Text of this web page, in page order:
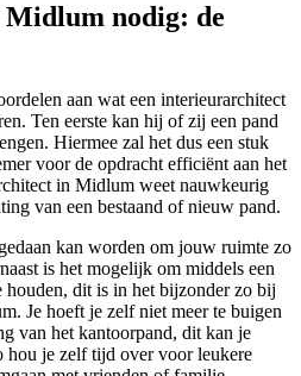
nodig: de
aan wat een interieurarchitect
Ten eerste kan hij of zij een pand
Hiermee zal het dus een stuk
voor de opdracht efficiënt aan het
in Midlum weet nauwkeurig
van een bestaand of nieuw pand.
kan worden om jouw ruimte zo
is het mogelijk om middels een
houden, dit is in het bijzonder zo bij
Je hoeft je zelf niet meer te buigen
van het kantoorpand, dit kan je
hou je zelf tijd over voor leukere